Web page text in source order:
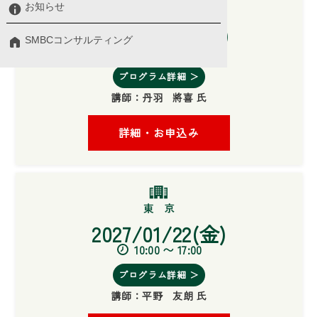
お知らせ
SMBCコンサルティング2026/09/28(月)
プログラム詳細 ＞
講師： 丹羽 將喜 氏
詳細・お申込み
2027/01/22(金)
10:00 〜 17:00
プログラム詳細 ＞
講師：平野 友朗 氏